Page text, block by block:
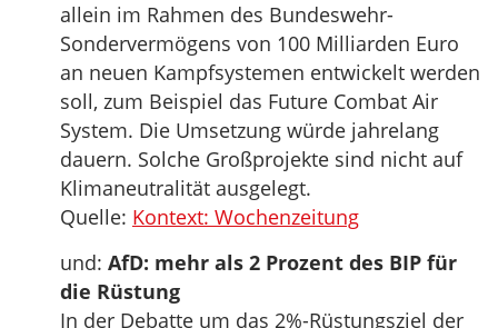
allein im Rahmen des Bundeswehr-
Sondervermögens von 100 Milliarden Euro
an neuen Kampfsystemen entwickelt werden
soll, zum Beispiel das Future Combat Air
System. Die Umsetzung würde jahrelang
dauern. Solche Großprojekte sind nicht auf
Klimaneutralität ausgelegt.
Quelle: Kontext: Wochenzeitung
und: AfD: mehr als 2 Prozent des BIP für
die Rüstung
In der Debatte um das 2%-Rüstungsziel der